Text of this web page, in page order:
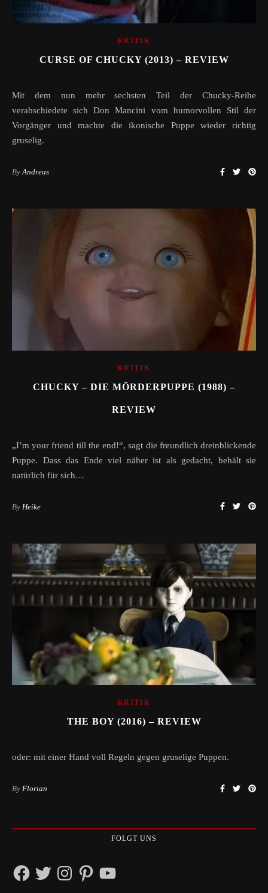
KRITIK
CURSE OF CHUCKY (2013) – REVIEW
Mit dem nun mehr sechsten Teil der Chucky-Reihe
verabschiedete sich Don Mancini vom humorvollen Stil der
Vorgänger und machte die ikonische Puppe wieder richtig
gruselig.
By Andreas
KRITIK
CHUCKY – DIE MÖRDERPUPPE (1988) –
REVIEW
„I’m your friend till the end!“, sagt die freundlich dreinblickende
Puppe. Dass das Ende viel näher ist als gedacht, behält sie
natürlich für sich…
By Heike
KRITIK
THE BOY (2016) – REVIEW
oder: mit einer Hand voll Regeln gegen gruselige Puppen.
By Florian
FOLGT UNS
FacebookTwitterInstagramPinterestYouTube